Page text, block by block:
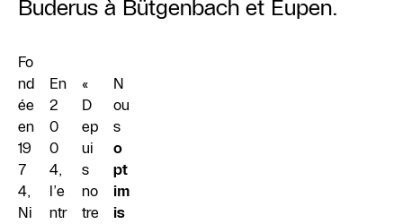
Buderus à Bütgenbach et Eupen.
Fo
nd
ée
en
19
7
4,
Ni
En
2
0
0
4,
l’e
ntr
«
D
ep
ui
s
no
tre
N
ou
s
o
pt
im
is